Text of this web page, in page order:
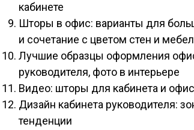
кабинете
Шторы в офис: варианты для
и сочетание с цветом стен и
Лучшие образцы оформления
руководителя, фото в интерьере
Видео: шторы для кабинета и
Дизайн кабинета руководителя:
тенденции